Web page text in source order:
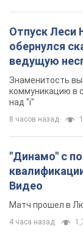
Отпуск Леси
обернулся
ведущую
Знаменитость
коммуникацию в
над "i"
8 часов назад
"Динамо" с
Видео
Матч прошел в
4 часа назад